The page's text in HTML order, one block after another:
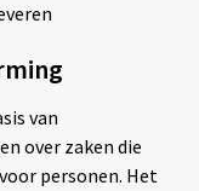
van
over zaken die
personen. Het